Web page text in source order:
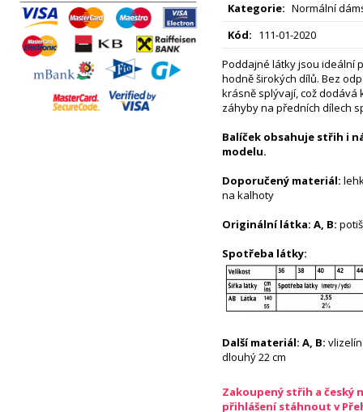
Kategorie: Normální
Kód: 111-01-2020
Poddajné látky jsou ideální
hodně širokých dílů. Bez
krásně splývají, což dodává
záhyby na předních dílech
Balíček obsahuje střih i
modelu.
Doporučený materiál:
na kalhoty
Originální látka: A, B:
Spotřeba látky:
Další materiál: A, B: vlizelín
dlouhý 22 cm
Zakoupený střih a český
přihlášení stáhnout v